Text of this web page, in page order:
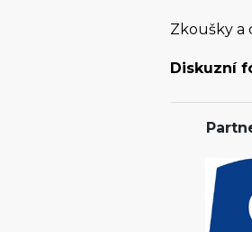
Zkoušky a
Diskuzní